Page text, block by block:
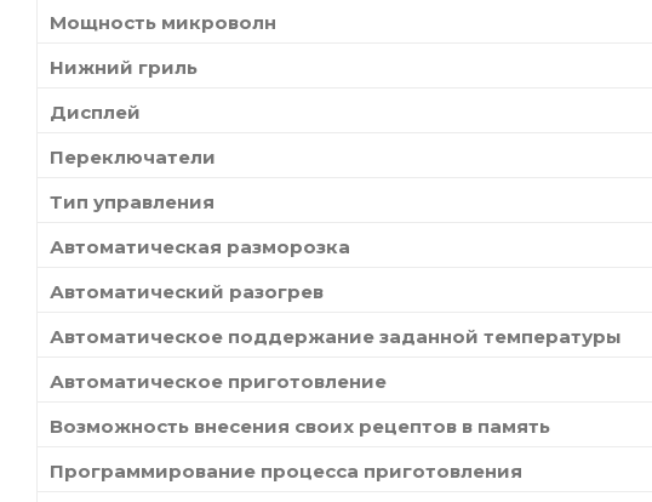
Мощность микроволн
Нижний гриль
Дисплей
Переключатели
Тип управления
Автоматическая разморозка
Автоматический разогрев
Автоматическое поддержание заданной температуры
Автоматическое приготовление
Возможность внесения своих рецептов в память
Программирование процесса приготовления